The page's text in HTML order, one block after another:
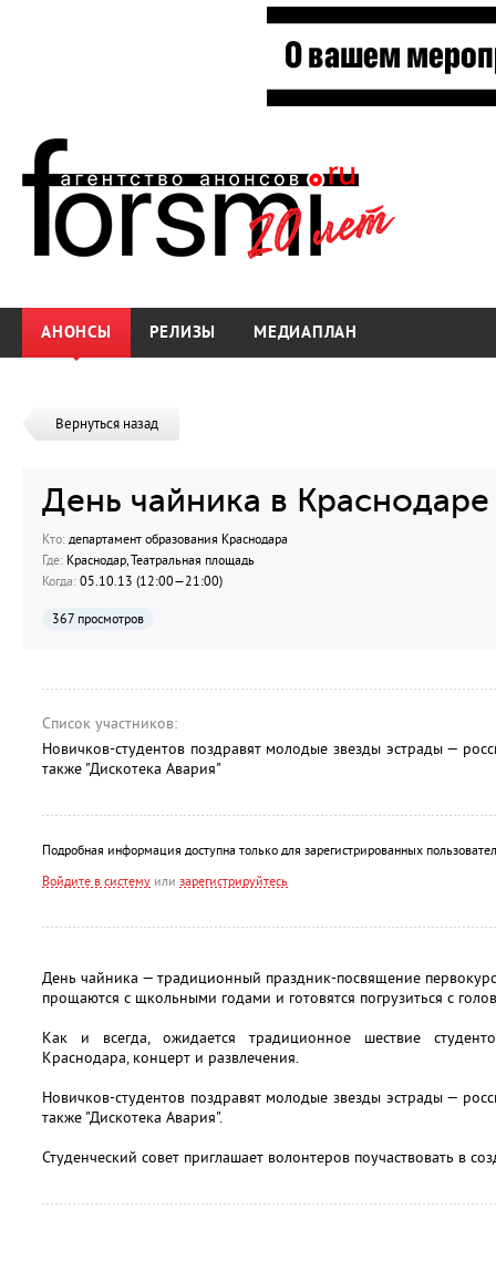
АНОНСЫ РЕЛИЗЫ МЕДИАПЛАН
Вернуться назад
День чайника в Краснодаре
Кто: департамент образования Краснодара
Где: Краснодар, Театральная площадь
Когда: 05.10.13 (12:00—21:00)
367 просмотров
Список участников:
Новичков-студентов поздравят молодые звезды эстрады —
также "Дискотека Авария"
Подробная информация доступна только для зарегистрированных
Войдите в систему или зарегистрируйтесь
День чайника — традиционный праздник-посвящение
прощаются с щкольными годами и готовятся погрузиться с
Как и всегда, ожидается традиционное шествие
Краснодара, концерт и развлечения.
Новичков-студентов поздравят молодые звезды эстрады —
также "Дискотека Авария".
Студенческий совет приглашает волонтеров поучаствовать в